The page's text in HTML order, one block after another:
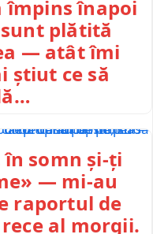
împins înapoi
sunt plătită
— atât îmi
știut ce să
în somn și-ți
— mi-au
raportul de
al morgii.